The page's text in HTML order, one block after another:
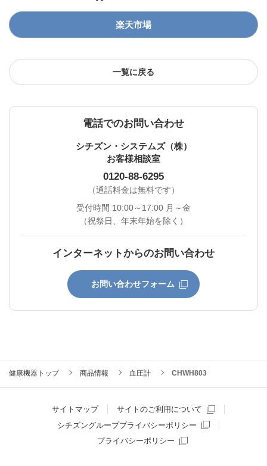
楽天市場
一覧に戻る
電話でのお問い合わせ
シチズン・システムズ（株）
お客様相談室
0120-88-6295
（通話料金は無料です）
受付時間 10:00～17:00 月～金
（祝祭日、年末年始を除く）
インターネットからのお問い合わせ
お問い合わせフォーム
健康機器トップ 商品情報 血圧計 CHWH803
サイトマップ
サイトのご利用について
シチズングループプライバシーポリシー
プライバシーポリシー